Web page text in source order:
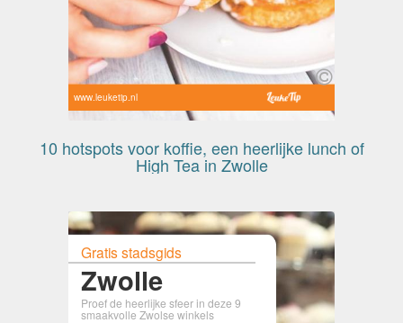
www.leuketip.nl
10 hotspots voor koffie, een heerlijke lunch of
High Tea in Zwolle
Gratis stadsgids
Zwolle
Proef de heerlijke sfeer in deze 9
smaakvolle Zwolse winkels